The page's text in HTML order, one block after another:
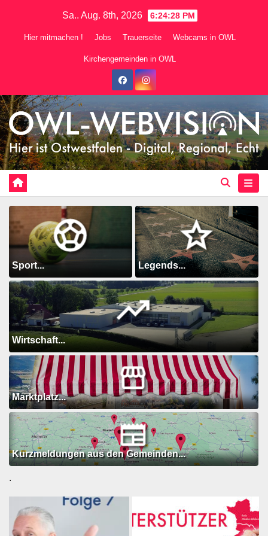
Sa.. Aug. 8th, 2026 6:24:29 PM
Hier mitmachen ! Jobs Trauerseite Webcams in OWL
Kirchengemeinden in OWL
Sport... Legends...
Wirtschaft...
Marktplatz...
Kurzmeldungen aus den Gemeinden...
.